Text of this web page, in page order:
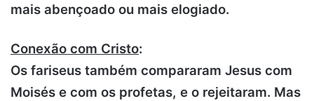
mais abençoado ou mais elogiado.
Conexão com Cristo:
Os fariseus também compararam Jesus com
Moisés e com os profetas, e o rejeitaram. Mas